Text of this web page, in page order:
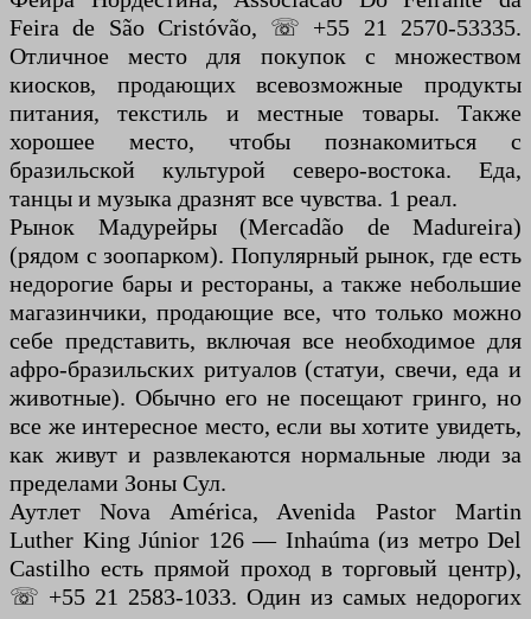
Feira de São Cristóvão, ☏ +55 21 2570-53335.
Отличное место для покупок с множеством
киосков, продающих всевозможные продукты
питания, текстиль и местные товары. Также
хорошее место, чтобы познакомиться с
бразильской культурой северо-востока. Еда,
танцы и музыка дразнят все чувства. 1 реал.
Рынок Мадурейры (Mercadão de Madureira)
(рядом с зоопарком). Популярный рынок, где есть
недорогие бары и рестораны, а также небольшие
магазинчики, продающие все, что только можно
себе представить, включая все необходимое для
афро-бразильских ритуалов (статуи, свечи, еда и
животные). Обычно его не посещают гринго, но
все же интересное место, если вы хотите увидеть,
как живут и развлекаются нормальные люди за
пределами Зоны Сул.
Аутлет Nova América, Avenida Pastor Martin
Luther King Júnior 126 — Inhaúma (из метро Del
Castilho есть прямой проход в торговый центр),
☏ +55 21 2583-1033. Один из самых недорогих